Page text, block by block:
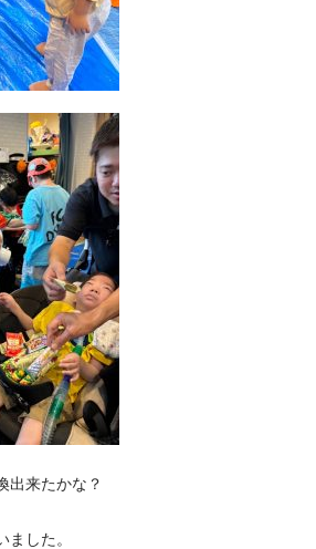
出来たかな？
ました。